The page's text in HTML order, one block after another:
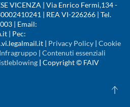
VICENZA | Via Enrico Fermi,134 -
| REA VI-226266 | Tel.
| Email:
| Pec:
| Privacy Policy | Cookie
| Contenuti essenziali
| Copyright © FAIV